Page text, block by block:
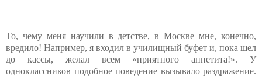
То, чему меня научили в детстве, в Москве мне, конечно,
вредило! Например, я входил в училищный буфет и, пока шел
до кассы, желал всем «приятного аппетита!». У
одноклассников подобное поведение вызывало раздражение.